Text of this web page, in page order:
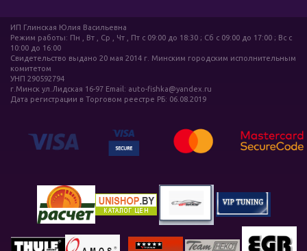
ИП Глинская Юлия Васильевна
Режим работы: Пн , Вт , Ср , Чт , Пт c 09:00 до 18:30 ; Сб c 09:00 до 17:00 ; Вс c
10:00 до 16:00
Свидетельство выдано 20 мая 2014 г. Минским городским исполнительным
комитетом
УНП 290592794
г.Минск ул.Лидская 16-97 Email: auto-fishka@yandex.ru
Дата регистрации в Торговом реестре РБ: 06.08.2019